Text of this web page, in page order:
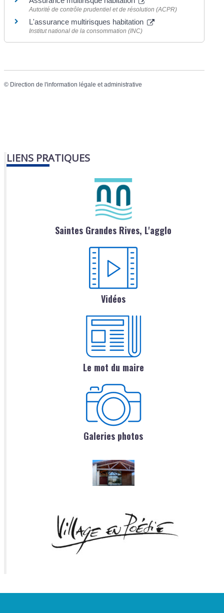
Autorité de contrôle prudentiel et de résolution (ACPR)
L'assurance multirisques habitation
Institut national de la consommation (INC)
© Direction de l'information légale et administrative
LIENS PRATIQUES
Saintes Grandes Rives, L'agglo
Vidéos
Le mot du maire
Galeries photos